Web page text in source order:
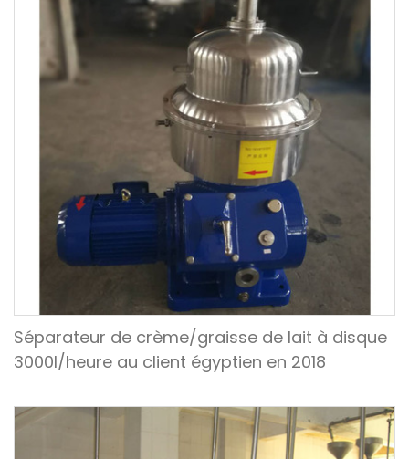
Séparateur de crème/graisse de lait à disque
3000l/heure au client égyptien en 2018